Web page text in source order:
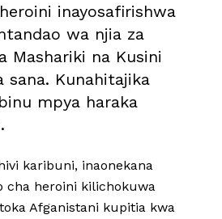
inayosafirishwa
wa njia za
Mashariki na Kusini
sana. Kunahitajika
mpya haraka
karibuni, inaonekana
cha heroini kilichokuwa
Afganistani kupitia kwa